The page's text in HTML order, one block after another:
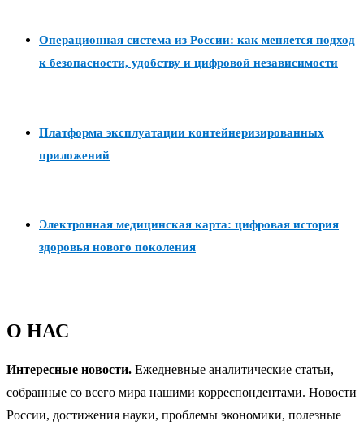
Операционная система из России: как меняется подход
к безопасности, удобству и цифровой независимости
Платформа эксплуатации контейнеризированных
приложений
Электронная медицинская карта: цифровая история
здоровья нового поколения
О НАС
Интересные новости. Ежедневные аналитические статьи,
собранные со всего мира нашими корреспондентами. Новости
России, достижения науки, проблемы экономики, полезные